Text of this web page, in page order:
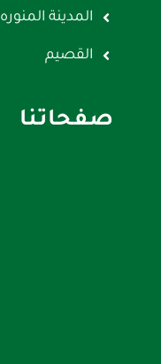
المدينة المنوره
القصيم
صفحاتنا